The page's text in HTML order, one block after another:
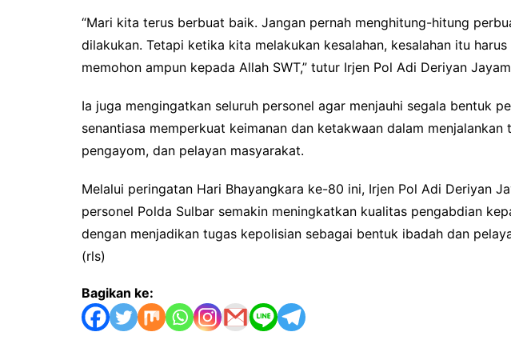
“Mari kita terus berbuat baik. Jangan pernah menghitung-hitung
dilakukan. Tetapi ketika kita melakukan kesalahan, kesalahan itu
memohon ampun kepada Allah SWT,” tutur Irjen Pol Adi Deriyan
Ia juga mengingatkan seluruh personel agar menjauhi segala bentuk
senantiasa memperkuat keimanan dan ketakwaan dalam menjalankan
pengayom, dan pelayan masyarakat.
Melalui peringatan Hari Bhayangkara ke-80 ini, Irjen Pol Adi Deriyan
personel Polda Sulbar semakin meningkatkan kualitas pengabdian
dengan menjadikan tugas kepolisian sebagai bentuk ibadah dan
(rls)
Bagikan ke: